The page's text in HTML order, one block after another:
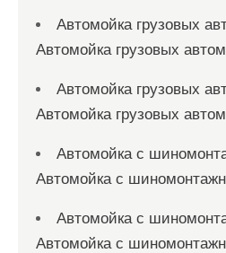
Автомойка грузовых
Автомойка грузовых
Автомойка грузовых
Автомойка грузовых
Автомойка с
Автомойка с
Автомойка с
Автомойка с